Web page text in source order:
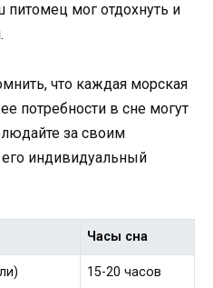
мог отдохнуть и
что каждая морская
потребности в сне могут
за своим
индивидуальный
Часы сна
15-20 часов